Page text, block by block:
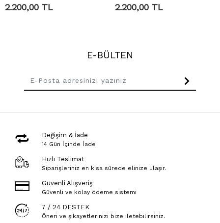
2.200,00 TL 2.200,00 TL
E-BÜLTEN
Değişim & İade
14 Gün İçinde İade
Hızlı Teslimat
Siparişleriniz en kısa sürede elinize ulaşır.
Güvenli Alışveriş
Güvenli ve kolay ödeme sistemi
7 / 24 DESTEK
Öneri ve şikayetlerinizi bize iletebilirsiniz.